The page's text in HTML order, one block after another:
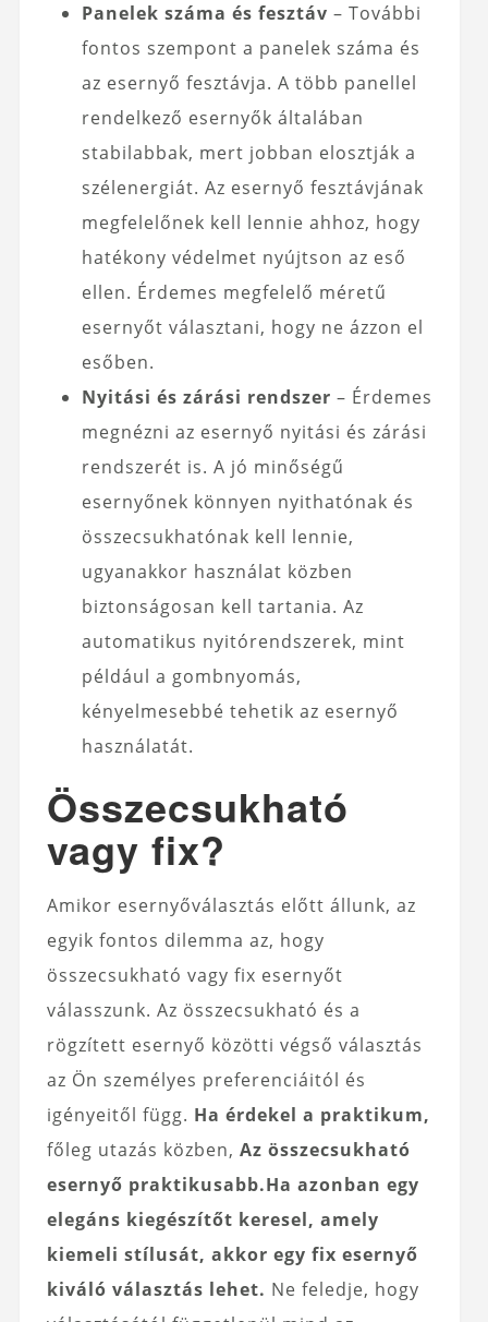
Panelek száma és fesztáv – További
fontos szempont a panelek száma és
az esernyő fesztávja. A több panellel
rendelkező esernyők általában
stabilabbak, mert jobban elosztják a
szélenergiát. Az esernyő fesztávjának
megfelelőnek kell lennie ahhoz, hogy
hatékony védelmet nyújtson az eső
ellen. Érdemes megfelelő méretű
esernyőt választani, hogy ne ázzon el
esőben.
Nyitási és zárási rendszer – Érdemes
megnézni az esernyő nyitási és zárási
rendszerét is. A jó minőségű
esernyőnek könnyen nyithatónak és
összecsukhatónak kell lennie,
ugyanakkor használat közben
biztonságosan kell tartania. Az
automatikus nyitórendszerek, mint
például a gombnyomás,
kényelmesebbé tehetik az esernyő
használatát.
Összecsukható
vagy fix?
Amikor esernyőválasztás előtt állunk, az
egyik fontos dilemma az, hogy
összecsukható vagy fix esernyőt
válasszunk. Az összecsukható és a
rögzített esernyő közötti végső választás
az Ön személyes preferenciáitól és
igényeitől függ. Ha érdekel a praktikum,
főleg utazás közben, Az összecsukható
esernyő praktikusabb.Ha azonban egy
elegáns kiegészítőt keresel, amely
kiemeli stílusát, akkor egy fix esernyő
kiváló választás lehet. Ne feledje, hogy